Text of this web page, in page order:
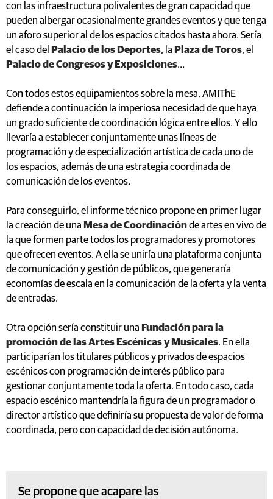
con las infraestructura polivalentes de gran capacidad que
pueden albergar ocasionalmente grandes eventos y que tenga
un aforo superior al de los espacios citados hasta ahora. Sería
el caso del
Palacio de los Deportes, la Plaza de Toros, el
Palacio de Congresos y Exposiciones…
Con todos estos equipamientos sobre la mesa, AMIThE
defiende a continuación la imperiosa necesidad de que haya
un grado suficiente de coordinación lógica entre ellos. Y ello
llevaría a establecer conjuntamente unas líneas de
programación y de especialización artística de cada uno de
los espacios, además de una estrategia coordinada de
comunicación de los eventos.
Para conseguirlo, el informe técnico propone en primer lugar
la creación de una Mesa de Coordinaciónde artes en vivo de
la que formen parte todos los programadores y promotores
que ofrecen eventos. A ella se uniría una plataforma conjunta
de comunicación y gestión de públicos, que generaría
economías de escala en la comunicación de la oferta y la venta
de entradas.
Otra opción sería constituir una Fundación para la
promoción de las Artes Escénicas y Musicales. En ella
participarían los titulares públicos y privados de espacios
escénicos con programación de interés público para
gestionar conjuntamente toda la oferta. En todo caso, cada
espacio escénico mantendría la figura de un programador o
director artístico que definiría su propuesta de valor de forma
coordinada, pero con capacidad de decisión autónoma.
Se propone que acapare las